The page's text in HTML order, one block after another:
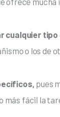
cualquier tipo
o los de
pues
más fácil la